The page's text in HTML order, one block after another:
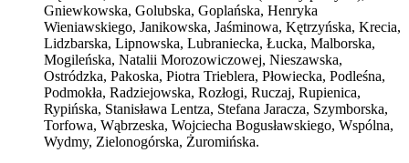
Gniewkowska, Golubska, Goplańska, Henryka
Wieniawskiego, Janikowska, Jaśminowa, Kętrzyńska, Krecia,
Lidzbarska, Lipnowska, Lubraniecka, Łucka, Malborska,
Mogileńska, Natalii Morozowiczowej, Nieszawska,
Ostródzka, Pakoska, Piotra Trieblera, Płowiecka, Podleśna,
Podmokła, Radziejowska, Rozłogi, Ruczaj, Rupienica,
Rypińska, Stanisława Lentza, Stefana Jaracza, Szymborska,
Torfowa, Wąbrzeska, Wojciecha Bogusławskiego, Wspólna,
Wydmy, Zielonogórska, Żuromińska.